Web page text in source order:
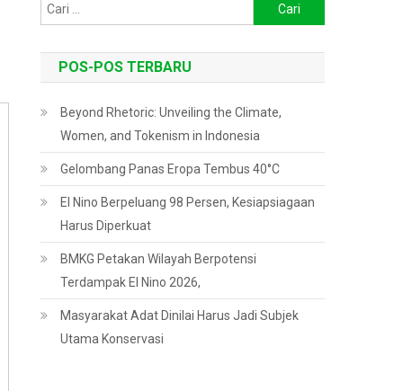
untuk:
POS-POS TERBARU
Beyond Rhetoric: Unveiling the Climate,
Women, and Tokenism in Indonesia
Gelombang Panas Eropa Tembus 40°C
El Nino Berpeluang 98 Persen, Kesiapsiagaan
Harus Diperkuat
BMKG Petakan Wilayah Berpotensi
Terdampak El Nino 2026,
Masyarakat Adat Dinilai Harus Jadi Subjek
Utama Konservasi